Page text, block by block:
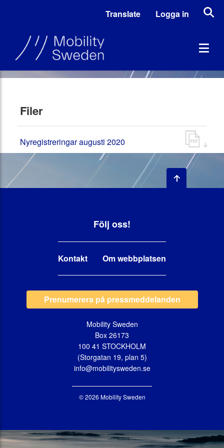
Translate Logga in
Filer
Nyregistreringar augusti 2020
Följ oss!
Kontakt Om webbplatsen
Prenumerera på pressmeddelanden
Mobility Sweden
Box 26173
100 41 STOCKHOLM
(Storgatan 19, plan 5)
info@mobilitysweden.se
© 2026 Mobility Sweden